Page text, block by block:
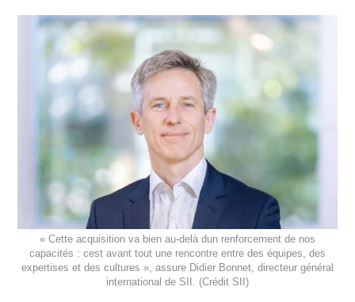
« Cette acquisition va bien au-delà dun renforcement de nos
capacités : cest avant tout une rencontre entre des équipes, des
expertises et des cultures », assure Didier Bonnet, directeur général
international de SII. (Crédit SII)